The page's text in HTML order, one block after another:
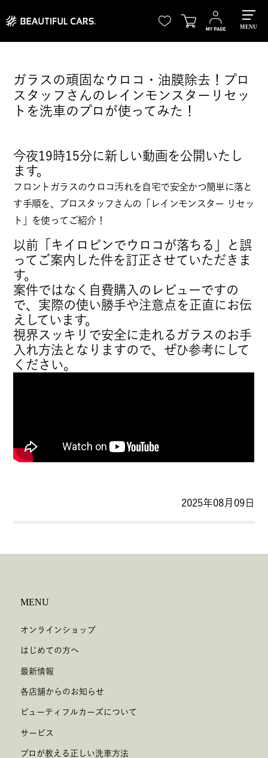
MENU
ガラスの頑固なウロコ・油膜除去！プロ
スタッフさんのレインモンスターリセッ
トを洗車のプロが使ってみた！
今夜19時15分に新しい動画を公開いたし
ます。
フロントガラスのウロコ汚れを自宅で安全かつ簡単に落と
す手順を、プロスタッフさんの「レインモンスター リセッ
ト」を使ってご紹介！
以前「キイロビンでウロコが落ちる」と誤
ってご案内した件を訂正させていただきま
す。
案件ではなく自費購入のレビューですの
で、実際の使い勝手や注意点を正直にお伝
えしています。
視界スッキリで安全に走れるガラスのお手
入れ方法となりますので、ぜひ参考にして
ください。
2025年08月09日
MENU
オンラインショップ
はじめての方へ
最新情報
各店舗からのお知らせ
ビューティフルカーズについて
サービス
プロが教える正しい洗車方法